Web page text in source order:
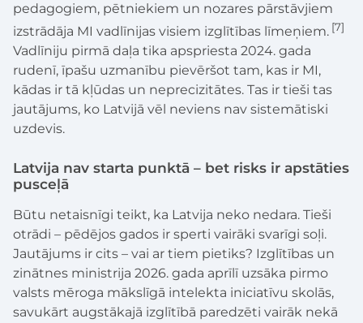
pedagogiem, pētniekiem un nozares pārstāvjiem
izstrādāja MI vadlīnijas visiem izglītības līmeņiem. [7]
Vadlīniju pirmā daļa tika apspriesta 2024. gada
rudenī, īpašu uzmanību pievēršot tam, kas ir MI,
kādas ir tā kļūdas un neprecizitātes. Tas ir tieši tas
jautājums, ko Latvijā vēl neviens nav sistemātiski
uzdevis.
Latvija nav starta punktā – bet risks ir apstāties
pusceļā
Būtu netaisnīgi teikt, ka Latvija neko nedara. Tieši
otrādi – pēdējos gados ir sperti vairāki svarīgi soļi.
Jautājums ir cits – vai ar tiem pietiks? Izglītības un
zinātnes ministrija 2026. gada aprīlī uzsāka pirmo
valsts mēroga mākslīgā intelekta iniciatīvu skolās,
savukārt augstākajā izglītībā paredzēti vairāk nekā